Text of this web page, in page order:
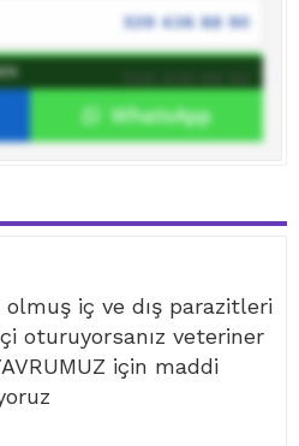
539 436 88 90
mesaj gönder
WhatsApp
iç ve dış parazitleri
oturuyorsanız veteriner
için maddi